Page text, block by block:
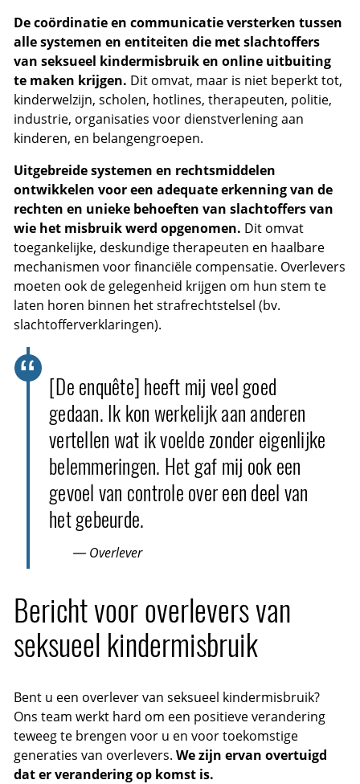
De coördinatie en communicatie versterken tussen
alle systemen en entiteiten die met slachtoffers
van seksueel kindermisbruik en online uitbuiting
te maken krijgen. Dit omvat, maar is niet beperkt tot,
kinderwelzijn, scholen, hotlines, therapeuten, politie,
industrie, organisaties voor dienstverlening aan
kinderen, en belangengroepen.
Uitgebreide systemen en rechtsmiddelen
ontwikkelen voor een adequate erkenning van de
rechten en unieke behoeften van slachtoffers van
wie het misbruik werd opgenomen. Dit omvat
toegankelijke, deskundige therapeuten en haalbare
mechanismen voor financiële compensatie. Overlevers
moeten ook de gelegenheid krijgen om hun stem te
laten horen binnen het strafrechtstelsel (bv.
slachtofferverklaringen).
[De enquête] heeft mij veel goed
gedaan. Ik kon werkelijk aan anderen
vertellen wat ik voelde zonder eigenlijke
belemmeringen. Het gaf mij ook een
gevoel van controle over een deel van
het gebeurde.
— Overlever
Bericht voor overlevers van
seksueel kindermisbruik
Bent u een overlever van seksueel kindermisbruik?
Ons team werkt hard om een positieve verandering
teweeg te brengen voor u en voor toekomstige
generaties van overlevers.We zijn ervan overtuigd
dat er verandering op komst is.